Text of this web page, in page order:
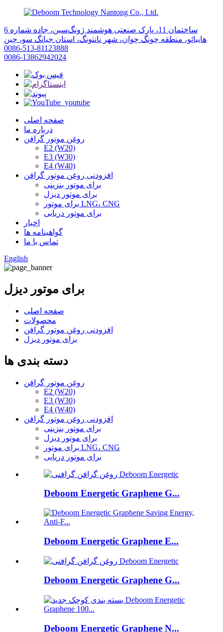
ساختمان 11، پارک صنعتی هوشمند ژونگ‌سین، جاده شماره 6
هایبائو، منطقه چونگ چوان، شهر نانتونگ، استان جیانگ سو، چین
0086-513-81123888
0086-13862942024
صفحه اصلی
درباره ما
روغن موتور گرافن
E2 (W20)
E3 (W30)
E4 (W40)
افزودنی روغن موتور گرافن
برای موتور بنزینی
برای موتور دیزل
برای موتور LNG، CNG
برای موتور دریایی
اخبار
گواهینامه ها
تماس با ما
English
برای موتور دیزل
صفحه اصلی
محصولات
افزودنی روغن موتور گرافن
برای موتور دیزل
دسته بندی ها
روغن موتور گرافن
E2 (W20)
E3 (W30)
E4 (W40)
افزودنی روغن موتور گرافن
برای موتور بنزینی
برای موتور دیزل
برای موتور LNG، CNG
برای موتور دریایی
Deboom Energetic Graphene G...
Deboom Energetic Graphene E...
Deboom Energetic Graphene G...
Deboom Energetic Graphene N...